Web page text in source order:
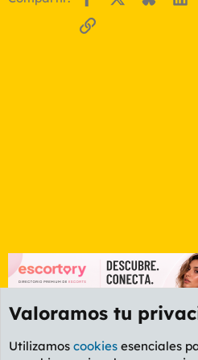
Enlace
Valoramos tu
Utilizamos cookies esenciales